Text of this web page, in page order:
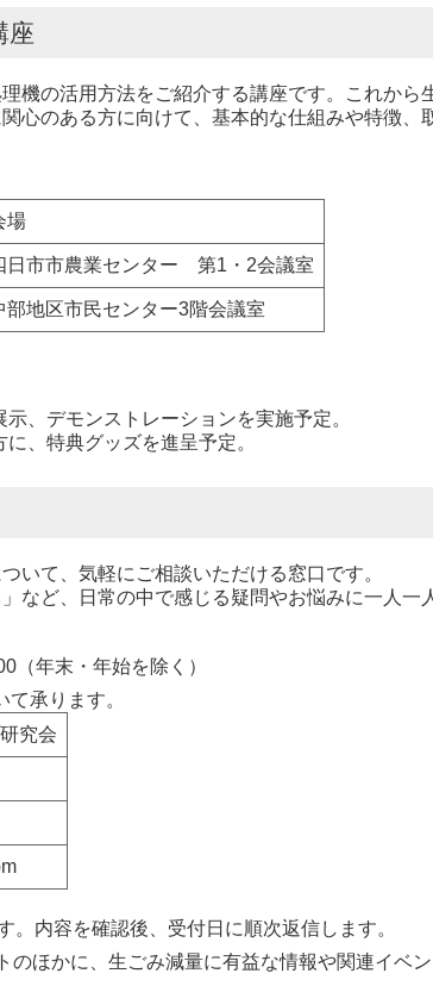
座
機の活用方法をご紹介する講座です。これから
心のある方に向けて、基本的な仕組みや特徴、
場
日市市農業センター 第1・2会議室
部地区市民センター3階会議室
、デモンストレーションを実施予定。
、特典グッズを進呈予定。
て、気軽にご相談いただける窓口です。
など、日常の中で感じる疑問やお悩みに一人一
（年末・年始を除く）
承ります。
究会
内容を確認後、受付日に順次返信します。
のほかに、生ごみ減量に有益な情報や関連イベン